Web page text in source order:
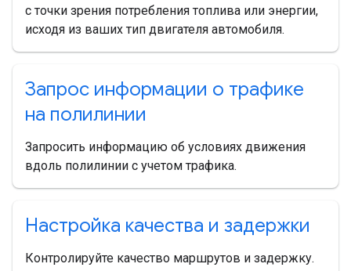
с точки зрения потребления топлива или энергии,
исходя из ваших тип двигателя автомобиля.
Запрос информации о трафике
на полилинии
Запросить информацию об условиях движения
вдоль полилинии с учетом трафика.
Настройка качества и задержки
Контролируйте качество маршрутов и задержку.